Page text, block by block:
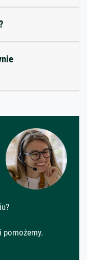
pomożemy.